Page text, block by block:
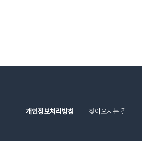
개인정보처리방침 찾아오시는 길